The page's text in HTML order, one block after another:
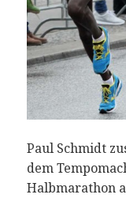
Paul Schmidt
dem
Halbmarathon